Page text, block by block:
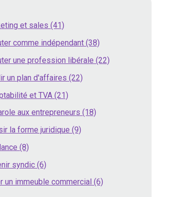
et sales(41)
comme indépendant(38)
une profession libérale(22)
un plan d'affaires(22)
et TVA(21)
aux entrepreneurs(18)
la forme juridique(9)
(8)
syndic(6)
un immeuble commercial(6)